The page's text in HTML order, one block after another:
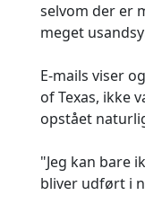
selvom der er
meget
E-mails viser
of Texas, ikke
opstået
"Jeg kan bare
bliver udført i